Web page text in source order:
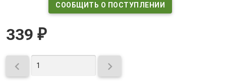
СООБЩИТЬ О ПОСТУПЛЕНИИ
339 ₽
 